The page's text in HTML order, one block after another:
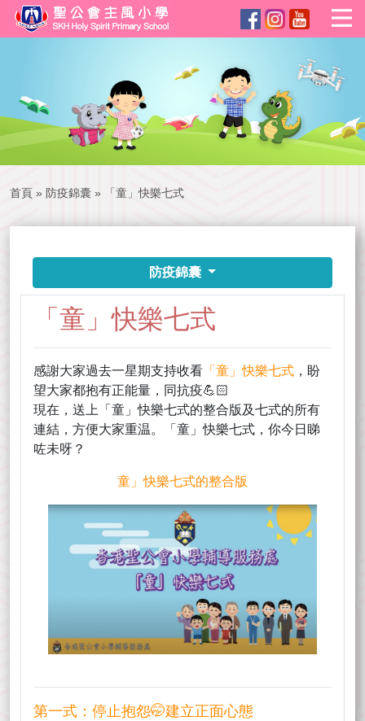
首頁 » 防疫錦囊 » 「童」快樂七式
防疫錦囊
「童」快樂七式
感謝大家過去一星期支持收看 「童」快樂七式 ，盼
望大家都抱有正能量，同抗疫💪🏻
現在，送上「童」快樂七式的整合版及七式的所有
連結，方便大家重温。「童」快樂七式，你今日睇
咗未呀？
童」快樂七式的整合版
第一式：停止抱怨🤭建立正面心態